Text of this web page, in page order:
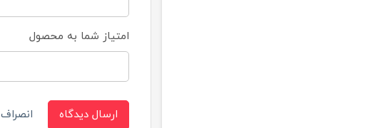
امتیاز شما به محصول
ارسال دیدگاه انصراف